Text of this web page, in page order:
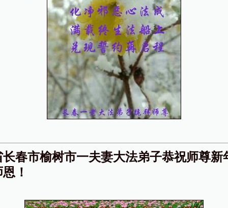
春市榆树市一夫妻大法弟子恭祝师尊新
！